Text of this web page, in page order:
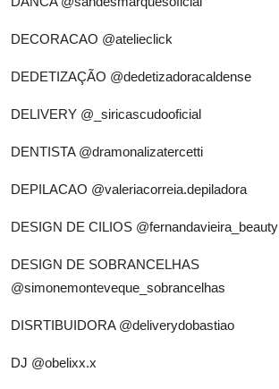
DECORACAO @atelieclick
DEDETIZAÇÃO @dedetizadoracaldense
DELIVERY @_siricascudooficial
DENTISTA @dramonalizatercetti
DEPILACAO @valeriacorreia.depiladora
DESIGN DE CILIOS @fernandavieira_beauty
DESIGN DE SOBRANCELHAS
@simonemonteveque_sobrancelhas
DISRTIBUIDORA @deliverydobastiao
DJ @obelixx.x